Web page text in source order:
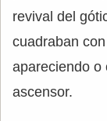
revival del
cuadraban
apareciendo o
ascensor.